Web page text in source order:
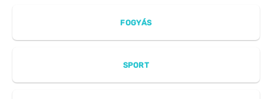
FOGYÁS
SPORT